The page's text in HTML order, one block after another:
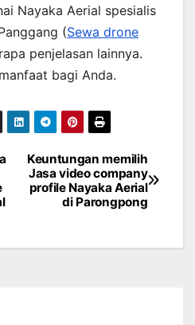
Nayaka Aerial spesialis
(Sewa drone
penjelasan lainnya.
bagi Anda.
Keuntungan memilih
Jasa video company
profile Nayaka Aerial
di Parongpong